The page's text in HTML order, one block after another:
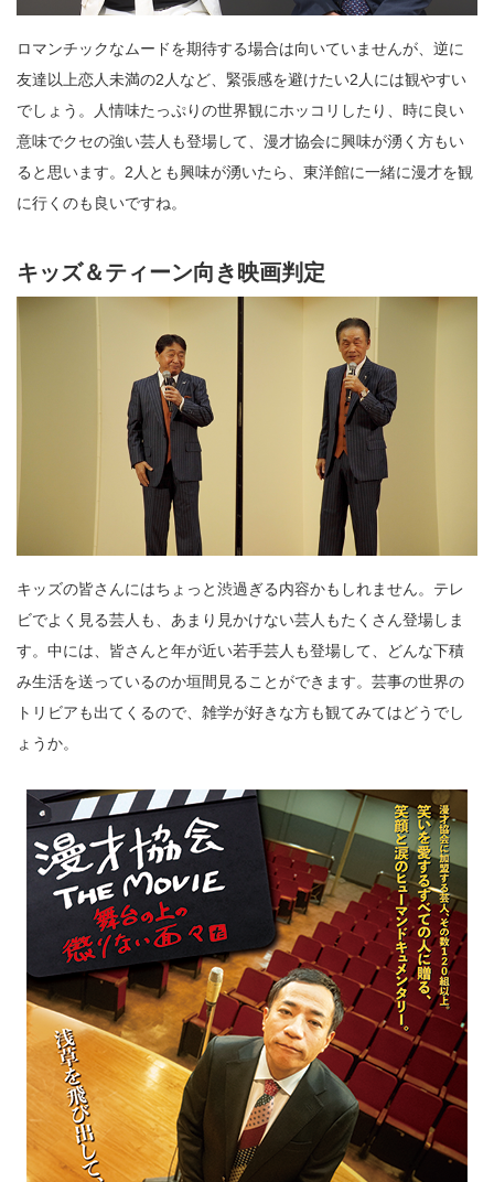
ロマンチックなムードを期待する場合は向いていませんが、逆に
友達以上恋人未満の2人など、緊張感を避けたい2人には観やすい
でしょう。人情味たっぷりの世界観にホッコリしたり、時に良い
意味でクセの強い芸人も登場して、漫才協会に興味が湧く方もい
ると思います。2人とも興味が湧いたら、東洋館に一緒に漫才を観
に行くのも良いですね。
キッズ＆ティーン向き映画判定
キッズの皆さんにはちょっと渋過ぎる内容かもしれません。テレ
ビでよく見る芸人も、あまり見かけない芸人もたくさん登場しま
す。中には、皆さんと年が近い若手芸人も登場して、どんな下積
み生活を送っているのか垣間見ることができます。芸事の世界の
トリビアも出てくるので、雑学が好きな方も観てみてはどうでし
ょうか。